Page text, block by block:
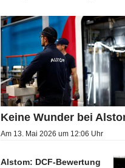
Keine Wunder bei
Am 13. Mai 2026 um 12:06 Uhr
Alstom: DCF-Bewertung